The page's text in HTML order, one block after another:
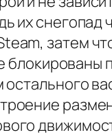
их
затем